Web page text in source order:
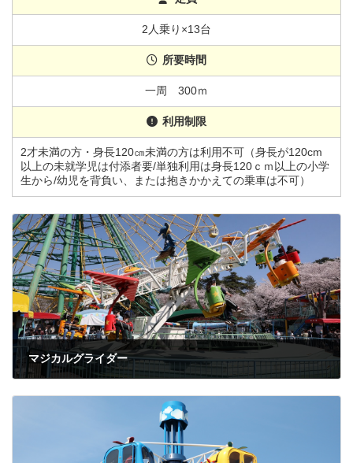
2人乗り×13台
所要時間
一周 300ｍ
利用制限
2才未満の方・身長120㎝未満の方は利用不可（身長が120cm
以上の未就学児は付添者要/単独利用は身長120ｃｍ以上の小学
生から/幼児を背負い、または抱きかかえての乗車は不可）
マジカルグライダー